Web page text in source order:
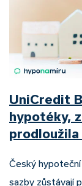
UniCredit
hypotéky,
Český
sazby zůstávají